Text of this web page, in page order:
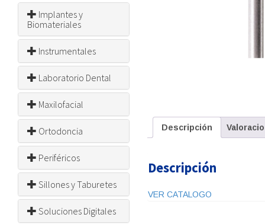
Implantes y
Biomateriales
Instrumentales
Laboratorio Dental
Maxilofacial
Ortodoncia
Periféricos
Sillones y Taburetes
Soluciones Digitales
Descripción
Descripción
VER CATALOGO